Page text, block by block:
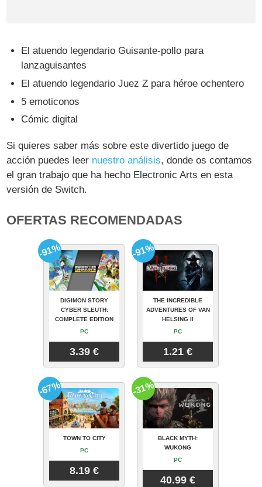
El atuendo legendario Guisante-pollo para
lanzaguisantes
El atuendo legendario Juez Z para héroe ochentero
5 emoticonos
Cómic digital
Si quieres saber más sobre este divertido juego de
acción puedes leer nuestro análisis, donde os contamos
el gran trabajo que ha hecho Electronic Arts en esta
versión de Switch.
OFERTAS RECOMENDADAS
DIGIMON STORY
CYBER SLEUTH:
COMPLETE EDITION
PC
3.39 €
-91%
THE INCREDIBLE
ADVENTURES OF VAN
HELSING II
PC
1.21 €
-91%
TOWN TO CITY
PC
8.19 €
-67%
BLACK MYTH:
WUKONG
PC
40.99 €
-31%